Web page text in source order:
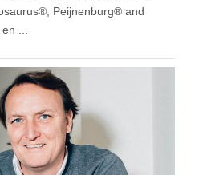
Peijnenburg® and
...